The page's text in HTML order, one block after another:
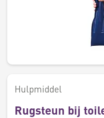
Hulpmiddel
Rugsteun bij